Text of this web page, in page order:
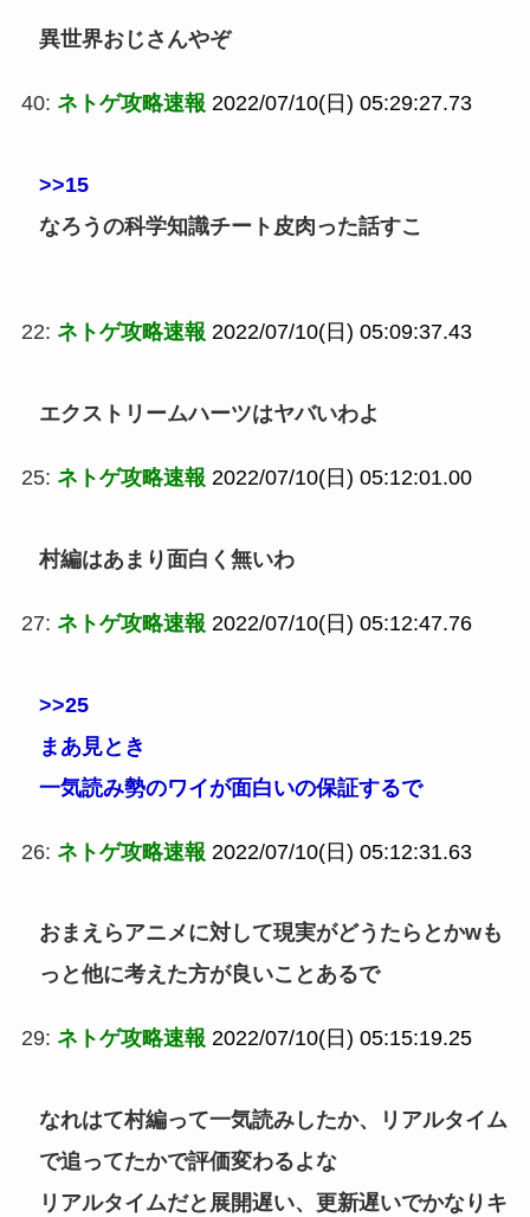
異世界おじさんやぞ
40: ネトゲ攻略速報 2022/07/10(日) 05:29:27.73
>>15
なろうの科学知識チート皮肉った話すこ
22: ネトゲ攻略速報 2022/07/10(日) 05:09:37.43
エクストリームハーツはヤバいわよ
25: ネトゲ攻略速報 2022/07/10(日) 05:12:01.00
村編はあまり面白く無いわ
27: ネトゲ攻略速報 2022/07/10(日) 05:12:47.76
>>25
まあ見とき
一気読み勢のワイが面白いの保証するで
26: ネトゲ攻略速報 2022/07/10(日) 05:12:31.63
おまえらアニメに対して現実がどうたらとかwも
っと他に考えた方が良いことあるで
29: ネトゲ攻略速報 2022/07/10(日) 05:15:19.25
なれはて村編って一気読みしたか、リアルタイム
で追ってたかで評価変わるよな
リアルタイムだと展開遅い、更新遅いでかなりキ